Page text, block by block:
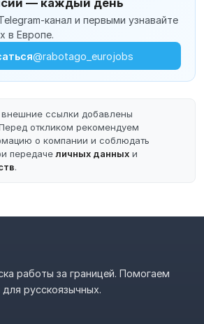
— каждый день
канал и первыми узнавайте
в Европе.
@rabotago_eurojobs
внешние ссылки добавлены
откликом рекомендуем
о компании и соблюдать
передачеличных данных и
.
работы за границей. Помогаем
русскоязычных.